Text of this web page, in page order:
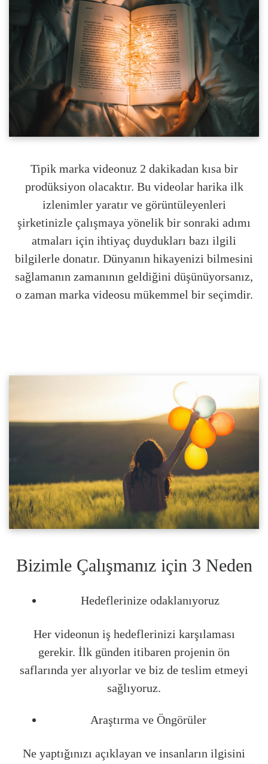
Tipik marka videonuz 2 dakikadan kısa bir
prodüksiyon olacaktır. Bu videolar harika ilk
izlenimler yaratır ve görüntüleyenleri
şirketinizle çalışmaya yönelik bir sonraki adımı
atmaları için ihtiyaç duydukları bazı ilgili
bilgilerle donatır. Dünyanın hikayenizi bilmesini
sağlamanın zamanının geldiğini düşünüyorsanız,
o zaman marka videosu mükemmel bir seçimdir.
Bizimle Çalışmanız için 3 Neden
Hedeflerinize odaklanıyoruz
Her videonun iş hedeflerinizi karşılaması
gerekir. İlk günden itibaren projenin ön
saflarında yer alıyorlar ve biz de teslim etmeyi
sağlıyoruz.
Araştırma ve Öngörüler
Ne yaptığınızı açıklayan ve insanların ilgisini